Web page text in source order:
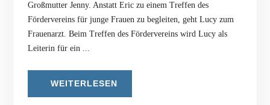
Großmutter Jenny. Anstatt Eric zu einem Treffen des
Fördervereins für junge Frauen zu begleiten, geht Lucy zum
Frauenarzt. Beim Treffen des Fördervereins wird Lucy als
Leiterin für ein ...
WEITERLESEN